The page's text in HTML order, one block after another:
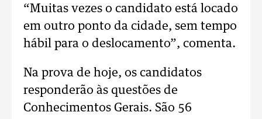
“Muitas vezes o candidato está locado
em outro ponto da cidade, sem tempo
hábil para o deslocamento”, comenta.
Na prova de hoje, os candidatos
responderão às questões de
Conhecimentos Gerais. São 56